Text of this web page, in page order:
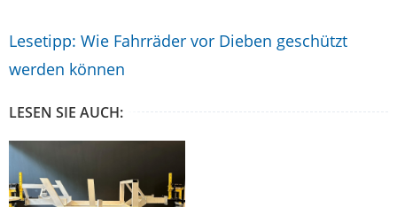
Lesetipp: Wie Fahrräder vor Dieben geschützt
werden können
LESEN SIE AUCH: